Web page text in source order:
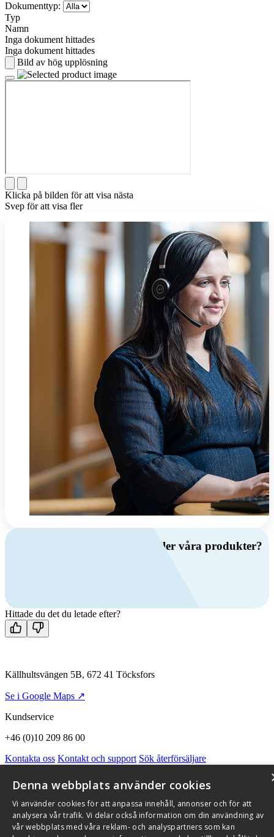
Dokumenttyp:
Typ
Namn
Inga dokument hittades
Inga dokument hittades
Bild av hög upplösning
Klicka på bilden för att visa nästa
Svep för att visa fler
Har du frågor om ventilation eller våra produkter?
Kontakta oss
Hittade du det du letade efter?
Källhultsvängen 5B, 672 41 Töcksfors
Se i Google Maps ↗
Kundservice
+46 (0)10 209 86 00
Kontakta oss Kontakt och support Sök återförsäljare
Om Flexit
Aktuellt Miljö och kvalitetssäkring Alarmkoder
Qnister Visselblåsningsfunktion
© 2026 Flexit AB. Alla rättigheter förbehållna
Aktuellt Miljö och kvalitetssäkring
Denna webbplats använder cookies
Vi använder cookies för att anpassa innehåll, annonser och för att
analysera vår trafik. Vi delar också information om din användning av
vår webbplats med våra reklam- och analyspartners som kan